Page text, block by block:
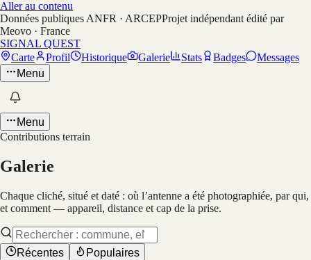
Aller au contenu
Données publiques ANFR · ARCEPProjet indépendant édité par
Meovo · France
SIGNAL QUEST
Carte
Profil Historique Galerie Stats Badges
Messages
Menu
Menu
Contributions terrain
Galerie
Chaque cliché, situé et daté : où l’antenne a été photographiée, par qui,
et comment — appareil, distance et cap de la prise.
Récentes
Populaires